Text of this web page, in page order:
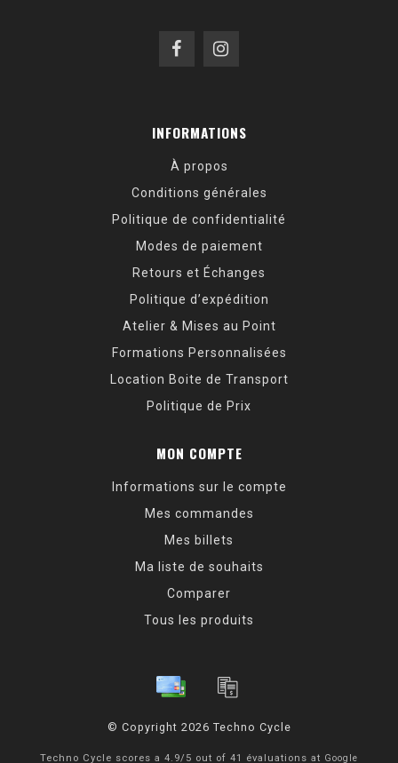
INFORMATIONS
À propos
Conditions générales
Politique de confidentialité
Modes de paiement
Retours et Échanges
Politique d’expédition
Atelier & Mises au Point
Formations Personnalisées
Location Boite de Transport
Politique de Prix
MON COMPTE
Informations sur le compte
Mes commandes
Mes billets
Ma liste de souhaits
Comparer
Tous les produits
© Copyright 2026 Techno Cycle
Techno Cycle scores a 4.9/ 5 out of 41 évaluations at Google